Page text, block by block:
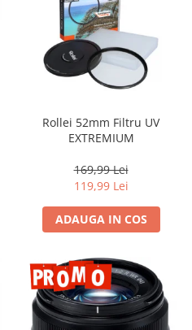
Rollei 52mm Filtru UV
EXTREMIUM
169,99 Lei
119,99 Lei
ADAUGA IN COS